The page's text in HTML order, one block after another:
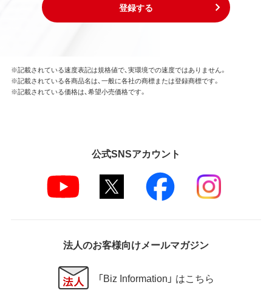
登録する
※記載されている速度表記は規格値で、実環境での速度ではありません。
※記載されている各商品名は、一般に各社の商標または登録商標です。
※記載されている価格は、希望小売価格です。
公式SNSアカウント
法人のお客様向けメールマガジン
「Biz Information」 はこちら